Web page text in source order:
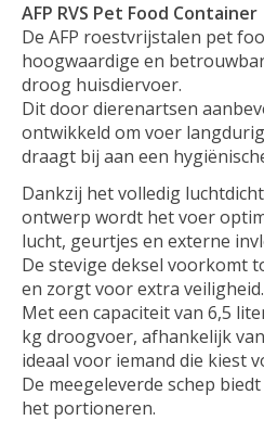
AFP RVS Pet Food Container
De AFP roestvrijstalen pet
hoogwaardige en
droog huisdiervoer.
Dit door dierenartsen
ontwikkeld om voer
draagt bij aan een
Dankzij het volledig
ontwerp wordt het voer
lucht, geurtjes en externe
De stevige deksel voorkomt
en zorgt voor extra veiligheid.
Met een capaciteit van 6,5
kg droogvoer, afhankelijk
ideaal voor iemand die kiest
De meegeleverde schep
het portioneren.